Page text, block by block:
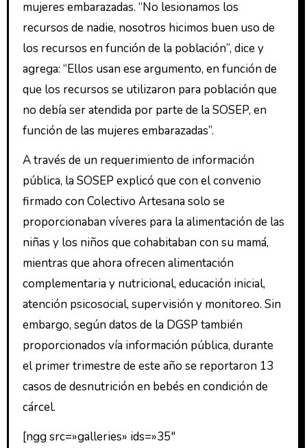
mujeres embarazadas. “No lesionamos los
recursos de nadie, nosotros hicimos buen uso de
los recursos en función de la población”, dice y
agrega: “Ellos usan ese argumento, en función de
que los recursos se utilizaron para población que
no debía ser atendida por parte de la SOSEP, en
función de las mujeres embarazadas”.
A través de un requerimiento de información
pública, la SOSEP explicó que con el convenio
firmado con Colectivo Artesana solo se
proporcionaban víveres para la alimentación de las
niñas y los niños que cohabitaban con su mamá,
mientras que ahora ofrecen alimentación
complementaria y nutricional, educación inicial,
atención psicosocial, supervisión y monitoreo. Sin
embargo, según datos de la DGSP también
proporcionados vía información pública, durante
el primer trimestre de este año se reportaron 13
casos de desnutrición en bebés en condición de
cárcel.
[ngg src=»galleries» ids=»35″